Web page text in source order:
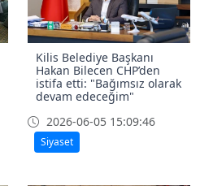
Kilis Belediye Başkanı
Hakan Bilecen CHP’den
istifa etti: "Bağımsız olarak
devam edeceğim"
2026-06-05 15:09:46
Siyaset